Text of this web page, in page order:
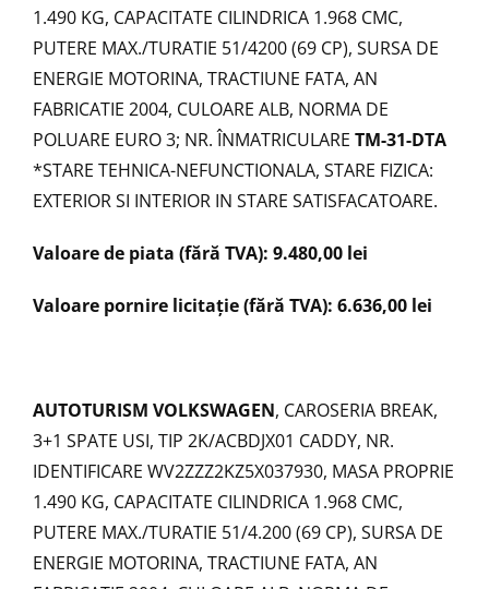
1.490 KG, CAPACITATE CILINDRICA 1.968 CMC,
PUTERE MAX./TURATIE 51/4200 (69 CP), SURSA DE
ENERGIE MOTORINA, TRACTIUNE FATA, AN
FABRICATIE 2004, CULOARE ALB, NORMA DE
POLUARE EURO 3; NR. ÎNMATRICULARE TM-31-DTA
*STARE TEHNICA-NEFUNCTIONALA, STARE FIZICA:
EXTERIOR SI INTERIOR IN STARE SATISFACATOARE.
Valoare de piata (fără TVA): 9.480,00 lei
Valoare pornire licitație (fără TVA): 6.636,00 lei
AUTOTURISM VOLKSWAGEN, CAROSERIA BREAK,
3+1 SPATE USI, TIP 2K/ACBDJX01 CADDY, NR.
IDENTIFICARE WV2ZZZ2KZ5X037930, MASA PROPRIE
1.490 KG, CAPACITATE CILINDRICA 1.968 CMC,
PUTERE MAX./TURATIE 51/4.200 (69 CP), SURSA DE
ENERGIE MOTORINA, TRACTIUNE FATA, AN